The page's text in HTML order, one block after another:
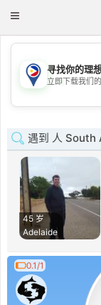
Toggle
💖
寻找你的理
立即下载我们
遇到 人 South
45 岁
Adelaide
0.1/1